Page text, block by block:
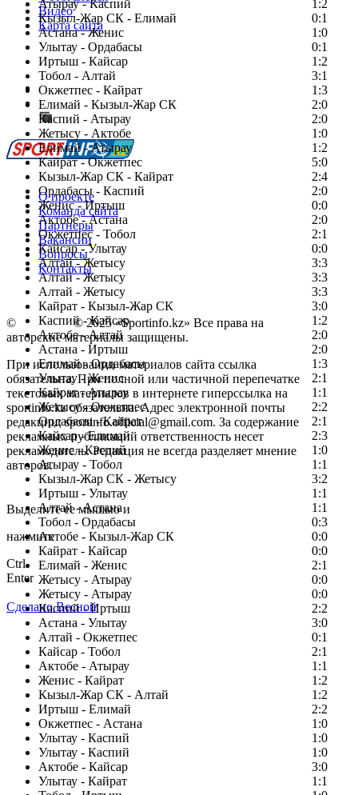
Атырау - Каспий
1:2
Кызыл-Жар СК - Елимай
0:1
Астана - Женис
1:0
Улытау - Ордабасы
0:1
Иртыш - Кайсар
1:2
Тобол - Алтай
3:1
Окжетпес - Кайрат
1:3
Елимай - Кызыл-Жар СК
2:0
Каспий - Атырау
2:0
Жетысу - Актобе
1:0
Елимай - Атырау
1:2
Кайрат - Окжетпес
5:0
Кызыл-Жар СК - Кайрат
2:4
Ордабасы - Каспий
2:0
Женис - Иртыш
0:0
Актобе - Астана
2:0
Окжетпес - Тобол
2:1
Кайсар - Улытау
0:0
Алтай - Жетысу
3:3
Алтай - Жетысу
3:3
Алтай - Жетысу
3:3
Кайрат - Кызыл-Жар СК
3:0
Каспий - Кайсар
1:2
Актобе - Алтай
2:0
Астана - Иртыш
2:0
Елимай - Ордабасы
1:3
Улытау - Женис
2:1
Кайрат - Атырау
1:1
Жетысу - Окжетпес
2:2
Ордабасы - Кайрат
2:1
Кайсар - Елимай
2:3
Женис - Каспий
1:0
Атырау - Тобол
1:1
Кызыл-Жар СК - Жетысу
3:2
Иртыш - Улытау
1:1
Алтай - Астана
1:1
Тобол - Ордабасы
0:3
Актобе - Кызыл-Жар СК
0:0
Кайрат - Кайсар
0:0
Елимай - Женис
2:1
Жетысу - Атырау
0:0
Жетысу - Атырау
0:0
Каспий - Иртыш
2:2
Астана - Улытау
3:0
Алтай - Окжетпес
0:1
Кайсар - Тобол
2:1
Актобе - Атырау
1:1
Женис - Кайрат
1:2
Кызыл-Жар СК - Алтай
1:2
Иртыш - Елимай
2:2
Окжетпес - Астана
1:0
Улытау - Каспий
1:0
Улытау - Каспий
1:0
Актобе - Кайсар
3:0
Улытау - Кайрат
1:1
Видео
Карта сайта
Есть идея?
Сообщить о мероприятии
Перейти на старый сайт
О проекте
Команда сайта
Партнеры
Вакансии
Вопросы
Контакты
© Copyright© 2025 «Sportinfo.kz» Все права на
авторские материалы защищены.
При использовании материалов сайта ссылка
обязательна. При полной или частичной перепечатке
текстовых материалов в интернете гиперссылка на
sportinfo.kz обязательна. Адрес электронной почты
редакции: sportinfo.official@gmail.com. За содержание
рекламных публикаций ответственность несет
рекламодатель. Редакция не всегда разделяет мнение
авторов.
Заметили ошибку в тексте?
Выделите ее мышью и
нажмите
Ctrl
Enter
Сделано Весной